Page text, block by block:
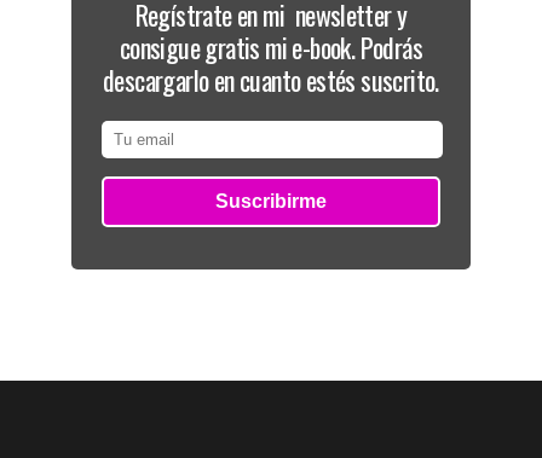
Regístrate en mi newsletter y
consigue gratis mi e-book. Podrás
descargarlo en cuanto estés suscrito.